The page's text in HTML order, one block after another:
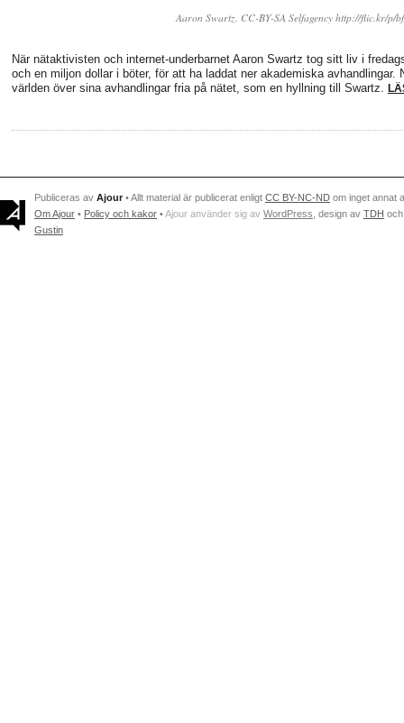
Aaron Swartz. CC-BY-SA Selfagency http://flic.kr/p/
När nätaktivisten och internet-underbarnet Aaron Swartz tog sitt liv i
och en miljon dollar i böter, för att ha laddat ner akademiska avhandlingar.
världen över sina avhandlingar fria på nätet, som en hyllning till Swartz.
Publiceras av Ajour • Allt material är publicerat enligt CC BY-NC-ND om inget annat
Om Ajour • Policy och kakor •Ajour använder sig av WordPress, design av TDH
Gustin